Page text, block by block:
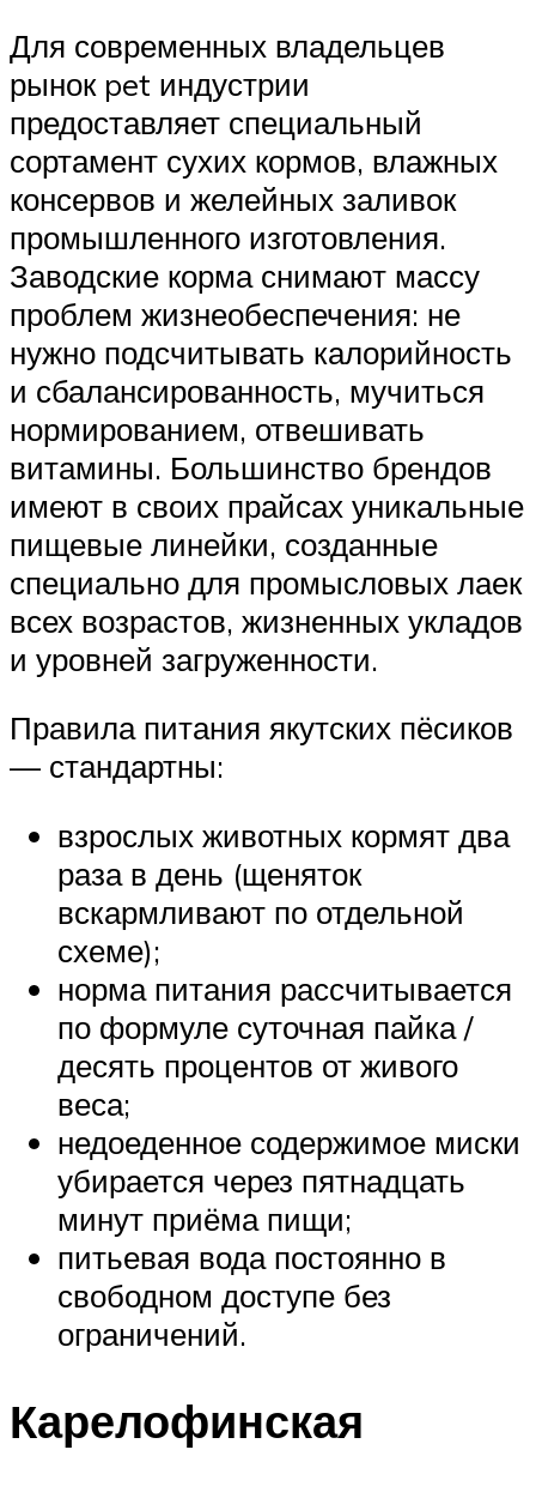
Для современных владельцев
рынок pet индустрии
предоставляет специальный
сортамент сухих кормов, влажных
консервов и желейных заливок
промышленного изготовления.
Заводские корма снимают массу
проблем жизнеобеспечения: не
нужно подсчитывать калорийность
и сбалансированность, мучиться
нормированием, отвешивать
витамины. Большинство брендов
имеют в своих прайсах уникальные
пищевые линейки, созданные
специально для промысловых лаек
всех возрастов, жизненных укладов
и уровней загруженности.
Правила питания якутских пёсиков
— стандартны:
взрослых животных кормят два
раза в день (щеняток
вскармливают по отдельной
схеме);
норма питания рассчитывается
по формуле суточная пайка /
десять процентов от живого
веса;
недоеденное содержимое миски
убирается через пятнадцать
минут приёма пищи;
питьевая вода постоянно в
свободном доступе без
ограничений.
Карелофинская